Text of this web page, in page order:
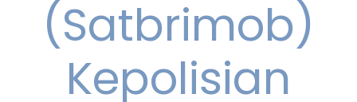
(Satbrimob)
Kepolisian